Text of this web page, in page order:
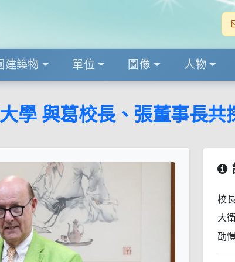
建築物 單位 圖像 人物
學 與葛校長、張董事長共
校
大
劭愷